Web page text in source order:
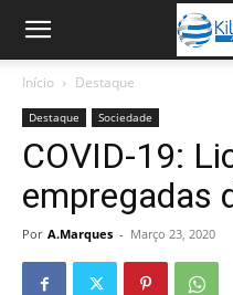
Início Destaque
Destaque Sociedade
COVID-19:
empregadas
Por A.Marques - Março 23, 2020